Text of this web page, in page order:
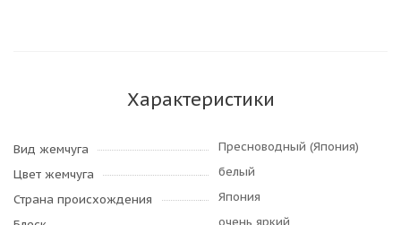
Характеристики
Вид жемчуга
Пресноводный (Япония)
Цвет жемчуга
белый
Страна происхождения
Япония
очень яркий